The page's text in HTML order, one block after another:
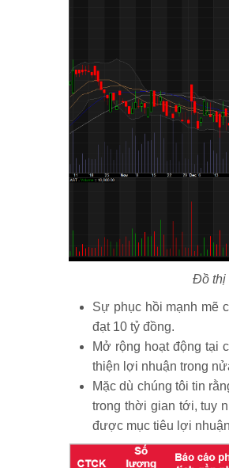
Đồ thị
Sự phục hồi mạnh mẽ
đạt 10 tỷ đồng.
Mở rộng hoạt động tại
thiện lợi nhuận trong
Mặc dù chúng tôi tin
trong thời gian tới, tuy
được mục tiêu lợi